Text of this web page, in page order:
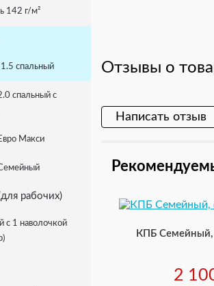
142 г/м²
спальный
спальный с
Макси
рабочих)
с 1 наволочкой
Отзывы о
Написать отзыв
КПБ Семейный,
2